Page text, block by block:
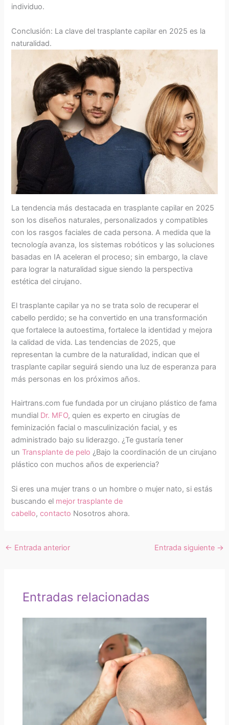
individuo.
Conclusión: La clave del trasplante capilar en 2025 es la
naturalidad.
La tendencia más destacada en trasplante capilar en 2025
son los diseños naturales, personalizados y compatibles
con los rasgos faciales de cada persona. A medida que la
tecnología avanza, los sistemas robóticos y las soluciones
basadas en IA aceleran el proceso; sin embargo, la clave
para lograr la naturalidad sigue siendo la perspectiva
estética del cirujano.
El trasplante capilar ya no se trata solo de recuperar el
cabello perdido; se ha convertido en una transformación
que fortalece la autoestima, fortalece la identidad y mejora
la calidad de vida. Las tendencias de 2025, que
representan la cumbre de la naturalidad, indican que el
trasplante capilar seguirá siendo una luz de esperanza para
más personas en los próximos años.
Hairtrans.com fue fundada por un cirujano plástico de fama
mundial Dr. MFO, quien es experto en cirugías de
feminización facial o masculinización facial, y es
administrado bajo su liderazgo. ¿Te gustaría tener
unTransplante de pelo ¿Bajo la coordinación de un cirujano
plástico con muchos años de experiencia?
Si eres una mujer trans o un hombre o mujer nato, si estás
buscando el mejor trasplante de
cabello,contacto Nosotros ahora.
← Entrada anterior Entrada siguiente →
Entradas relacionadas